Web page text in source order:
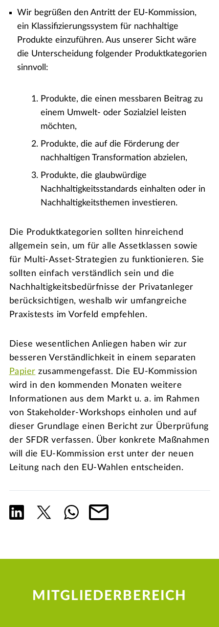
Wir begrüßen den Antritt der EU-Kommission,
ein Klassifizierungssystem für nachhaltige
Produkte einzuführen. Aus unserer Sicht wäre
die Unterscheidung folgender Produktkategorien
sinnvoll:
Produkte, die einen messbaren Beitrag zu
einem Umwelt- oder Sozialziel leisten
möchten,
Produkte, die auf die Förderung der
nachhaltigen Transformation abzielen,
Produkte, die glaubwürdige
Nachhaltigkeitsstandards einhalten oder in
Nachhaltigkeitsthemen investieren.
Die Produktkategorien sollten hinreichend
allgemein sein, um für alle Assetklassen sowie
für Multi-Asset-Strategien zu funktionieren. Sie
sollten einfach verständlich sein und die
Nachhaltigkeitsbedürfnisse der Privatanleger
berücksichtigen, weshalb wir umfangreiche
Praxistests im Vorfeld empfehlen.
Diese wesentlichen Anliegen haben wir zur
besseren Verständlichkeit in einem separaten
Papier zusammengefasst. Die EU-Kommission
wird in den kommenden Monaten weitere
Informationen aus dem Markt u. a. im Rahmen
von Stakeholder-Workshops einholen und auf
dieser Grundlage einen Bericht zur Überprüfung
der SFDR verfassen. Über konkrete Maßnahmen
will die EU-Kommission erst unter der neuen
Leitung nach den EU-Wahlen entscheiden.
MITGLIEDERBEREICH